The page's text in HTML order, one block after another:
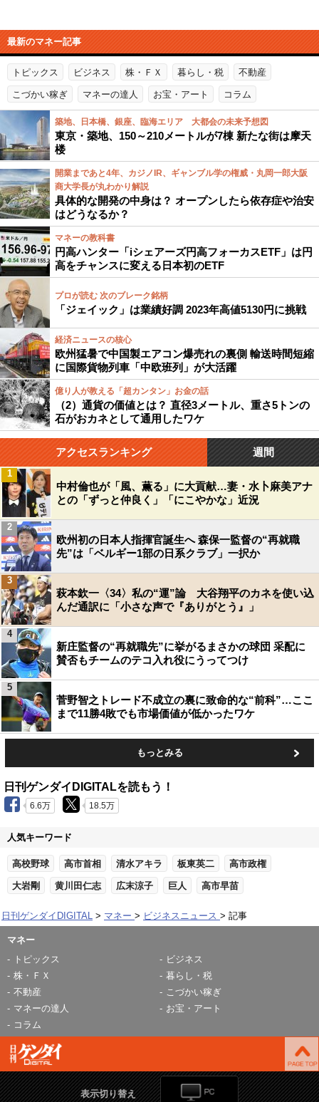
最新のマネー記事
トピックス ビジネス 株・ＦＸ 暮らし・税 不動産
こづかい稼ぎ マネーの達人 お宝・アート コラム
築地、日本橋、銀座、臨海エリア 大都会の未来予想図
東京・築地、150～210メートルが7棟 新たな街は摩天
楼
開業まであと4年、カジノIR、ギャンブル学の権威・丸岡一郎大阪
商大学長が丸わかり解説
具体的な開発の中身は？ オープンしたら依存症や治安
はどうなるか？
マネーの教科書
円高ハンター「iシェアーズ円高フォーカスETF」は円
高をチャンスに変える日本初のETF
プロが読む 次のブレーク銘柄
「ジェイック」は業績好調 2023年高値5130円に挑戦
経済ニュースの核心
欧州猛暑で中国製エアコン爆売れの裏側 輸送時間短縮
に国際貨物列車「中欧班列」が大活躍
億り人が教える「超カンタン」お金の話
（2）通貨の価値とは？ 直径3メートル、重さ5トンの
石がおカネとして通用したワケ
アクセスランキング 週間
中村倫也が「風、薫る」に大貢献…妻・水卜麻美アナ
との「ずっと仲良く」「にこやかな」近況
1
欧州初の日本人指揮官誕生へ 森保一監督の“再就職
先”は「ベルギー1部の日系クラブ」一択か
2
萩本欽一〈34〉私の“運”論 大谷翔平のカネを使い込
んだ通訳に「小さな声で『ありがとう』」
3
新庄監督の“再就職先”に挙がるまさかの球団 采配に
賛否もチームのテコ入れ役にうってつけ
4
菅野智之トレード不成立の裏に致命的な“前科”…ここ
まで11勝4敗でも市場価値が低かったワケ
5
もっとみる
日刊ゲンダイDIGITALを読もう！
6.6万 18.5万
人気キーワード
高校野球 高市首相 清水アキラ 板東英二 高市政権
大岩剛 黄川田仁志 広末涼子 巨人 高市早苗
日刊ゲンダイDIGITAL マネー ビジネスニュース 記事
マネー
トピックス
ビジネス
株・ＦＸ
暮らし・税
不動産
こづかい稼ぎ
マネーの達人
お宝・アート
コラム
表示切り替え